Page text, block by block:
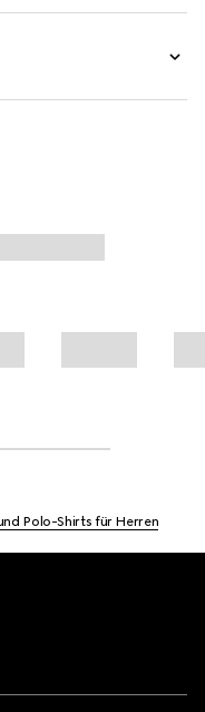
Polo-Shirts für Herren